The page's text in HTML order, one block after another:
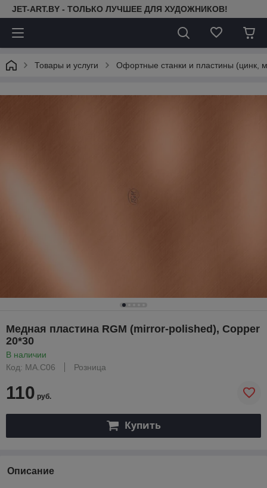
JET-ART.BY - ТОЛЬКО ЛУЧШЕЕ ДЛЯ ХУДОЖНИКОВ!
Товары и услуги Офортные станки и пластины (цинк,
Медная пластина RGM (mirror-polished), Copper
20*30
В наличии
Код: MA.C06
Розница
110 руб.
Купить
Описание